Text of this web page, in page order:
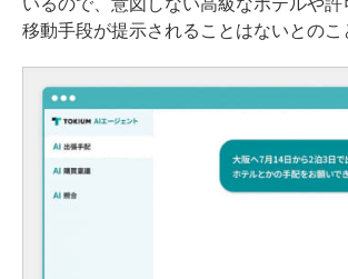
いるので、意図しない高級なホテルや許
移動手段が提示されることはないとのこ